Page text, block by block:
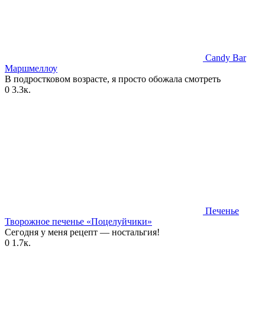
Candy Bar
Маршмеллоу
В подростковом возрасте, я просто обожала смотреть
0 3.3к.
Печенье
Творожное печенье «Поцелуйчики»
Сегодня у меня рецепт — ностальгия!
0 1.7к.